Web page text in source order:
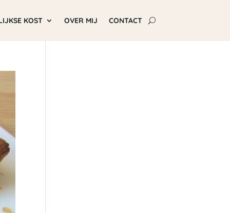
KOST OVER MIJ CONTACT